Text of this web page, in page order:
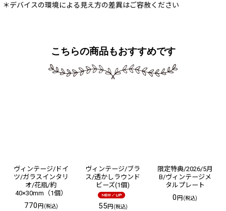
＊デバイスの環境による見え方の差異はご容赦ください
こちらの商品もおすすめです
ヴィンテージ/ドイ
ツ/ガラスインタリ
オ/花瓶/約
40×30mm（1個）
770円(税込)
ヴィンテージ/ブラ
ス/透かしラウンド
ビーズ(1個)
55円(税込)
限定特典/2026/5月
B/ヴィンテージメ
タルプレート
0円(税込)